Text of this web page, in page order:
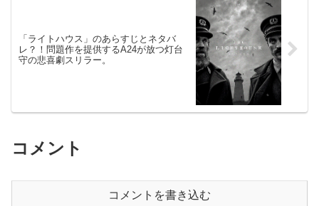
「ライトハウス」のあらすじとネタバ
レ？！問題作を提供するA24が放つ灯台
守の悲喜劇スリラー。
コメント
コメントを書き込む